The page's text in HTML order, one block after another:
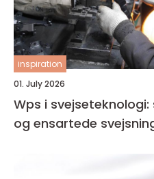
inspiration
01. July 2026
Wps i
og ensartede